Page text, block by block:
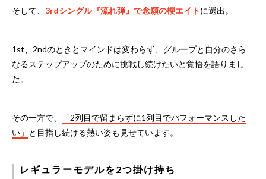
そして、 3rdシングル『流れ弾』で念願の櫻エイトに選出。
1st、2ndのときとマインドは変わらず、グループと自分のさら
なるステップアップのために挑戦し続けたいと覚悟を語りまし
た。
その一方で、
「2列目で留まらずに1列目でパフォーマンスした
い」 と目指し続ける熱い姿も見せています。
レギュラーモデルを2つ掛け持ち